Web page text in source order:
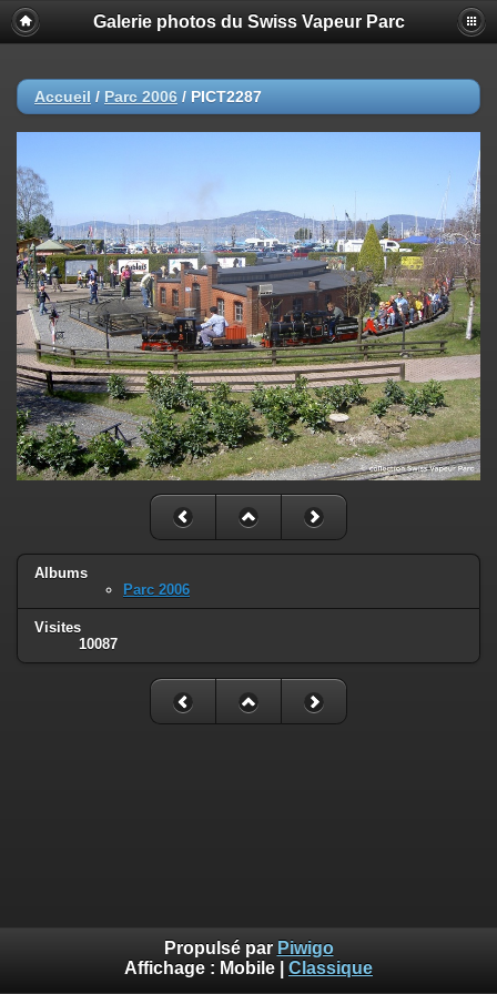
Galerie photos du Swiss Vapeur Parc
Accueil / Parc 2006 / PICT2287
Albums
Parc 2006
Visites
10087
Propulsé par Piwigo
Affichage : Mobile Classique